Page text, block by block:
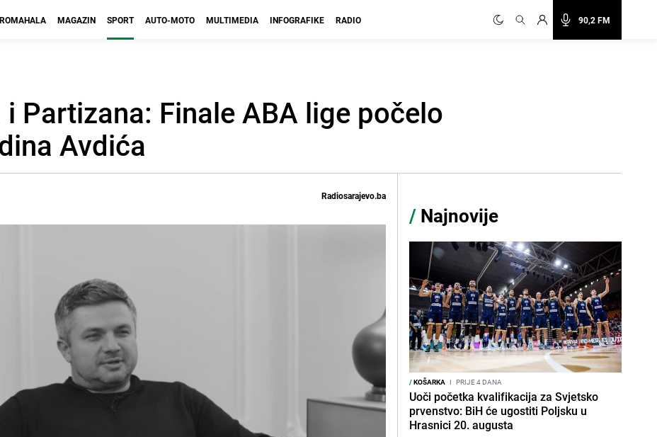
90,2 FM
MAGAZIN SPORT AUTO-MOTO MULTIMEDIA INFOGRAFIKE RADIO
Partizana: Finale ABA lige počelo
Avdića
Radiosarajevo.ba
/ Najnovije
/KOŠARKA I PRIJE 4 DANA
Uoči početka kvalifikacija za Svjetsko
prvenstvo: BiH će ugostiti Poljsku u
Hrasnici 20. augusta